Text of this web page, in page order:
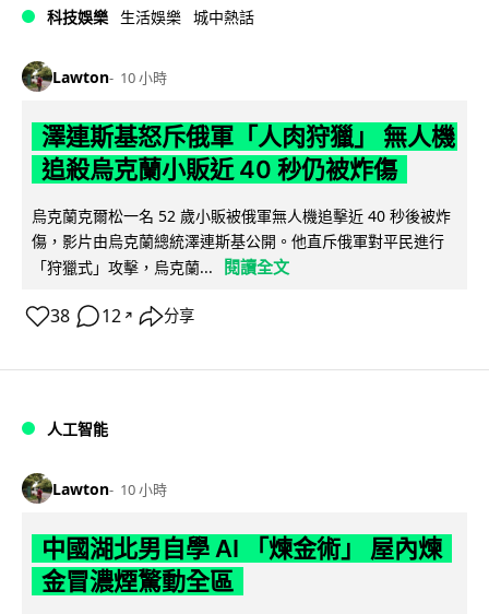
科技娛樂 生活娛樂 城中熱話
Lawton 10 小時
澤連斯基怒斥俄軍「人肉狩獵」 無人機
追殺烏克蘭小販近 40 秒仍被炸傷
烏克蘭克爾松一名 52 歲小販被俄軍無人機追擊近 40 秒後被炸
傷，影片由烏克蘭總統澤連斯基公開。他直斥俄軍對平民進行
「狩獵式」攻擊，烏克蘭...
閱讀全文
38 12 ↗ 分享
人工智能
Lawton 10 小時
中國湖北男自學 AI 「煉金術」 屋內煉
金冒濃煙驚動全區